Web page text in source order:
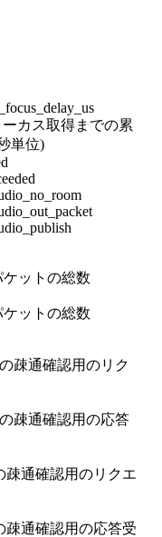
カス取得までの累
単位)
ットの総数
ットの総数
疎通確認用のリク
疎通確認用の応答
疎通確認用のリクエ
疎通確認用の応答受